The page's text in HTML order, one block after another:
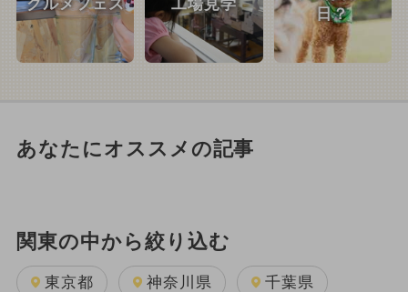
グルメフェス 工場見学
日？
あなたにオススメの記事
関東の中から絞り込む
東京都 神奈川県 千葉県